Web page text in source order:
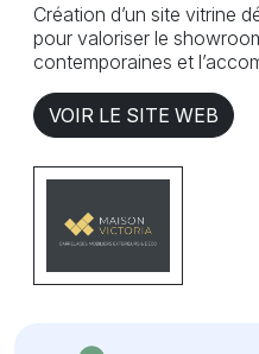
Création d’un site vitrine
pour valoriser le
contemporaines et
VOIR LE SITE WEB